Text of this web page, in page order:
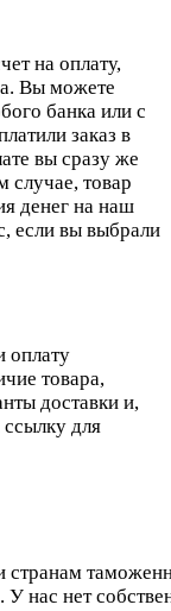
на оплату,
Вы можете
банка или с
заказ в
вы сразу же
случае, товар
денег на наш
если вы выбрали
оплату
товара,
доставки и,
для
странам
нас нет